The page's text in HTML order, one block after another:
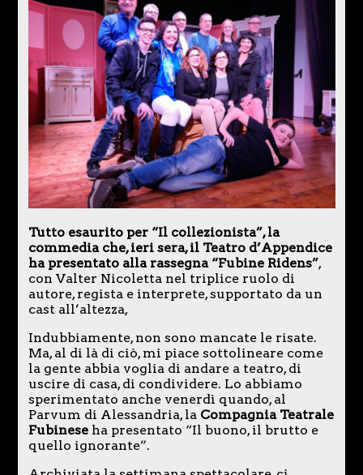
Tutto esaurito per “Il collezionista”, la
commedia che, ieri sera, il Teatro d’Appendice
ha presentato alla rassegna “Fubine Ridens”,
con Valter Nicoletta nel triplice ruolo di
autore, regista e interprete, supportato da un
cast all’altezza,
Indubbiamente, non sono mancate le risate.
Ma, al di là di ciò, mi piace sottolineare come
la gente abbia voglia di andare a teatro, di
uscire di casa, di condividere. Lo abbiamo
sperimentato anche venerdì quando, al
Parvum di Alessandria, laCompagnia Teatrale
Fubineseha presentato “Il buono, il brutto e
quello ignorante”.